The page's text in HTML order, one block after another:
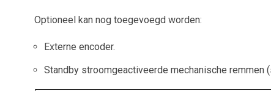
Optioneel kan nog toegevoegd worden:
Externe encoder.
Standby stroomgeactiveerde mechanische remmen